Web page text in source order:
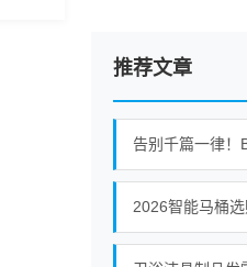
推荐文章
告别千篇一律！